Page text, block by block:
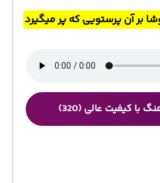
بر آن پرستویی که پر میگیرد
با کیفیت عالی (320)